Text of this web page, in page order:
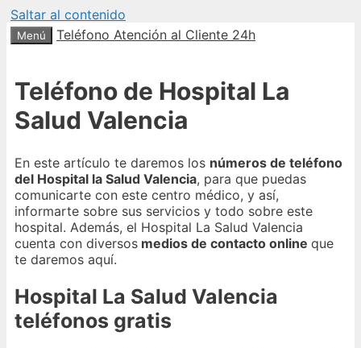
Saltar al contenido
Menú Teléfono Atención al Cliente 24h
Teléfono de Hospital La
Salud Valencia
En este artículo te daremos los números de teléfono
del Hospital la Salud Valencia, para que puedas
comunicarte con este centro médico, y así,
informarte sobre sus servicios y todo sobre este
hospital. Además, el Hospital La Salud Valencia
cuenta con diversos medios de contacto online que
te daremos aquí.
Hospital La Salud Valencia
teléfonos gratis